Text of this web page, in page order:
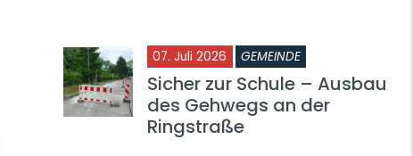
07. Juli 2026 GEMEINDE
Sicher zur Schule – Ausbau
des Gehwegs an der
Ringstraße